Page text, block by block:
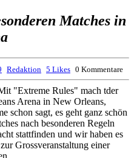
Matches in
Redaktion 5 Likes 0 Kommentare
"Extreme Rules" mach tder
Arena in New Orleans,
schon sagt, es geht ganz schön
nach besonderen Regeln
stattfinden und wir haben es
Grossveranstaltung einer